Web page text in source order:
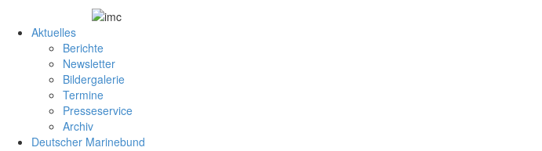
Aktuelles
Berichte
Newsletter
Bildergalerie
Termine
Presseservice
Archiv
Deutscher Marinebund